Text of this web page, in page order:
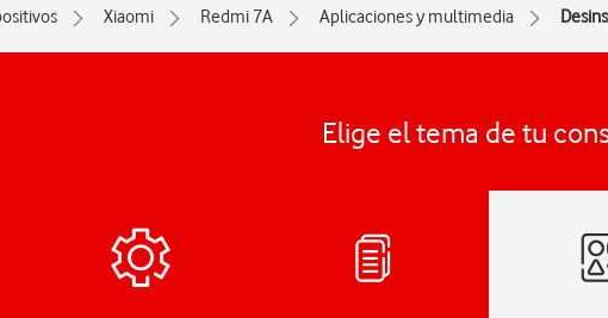
Xiaomi Redmi 7A Aplicaciones y multimedia
Elige el tema de tu